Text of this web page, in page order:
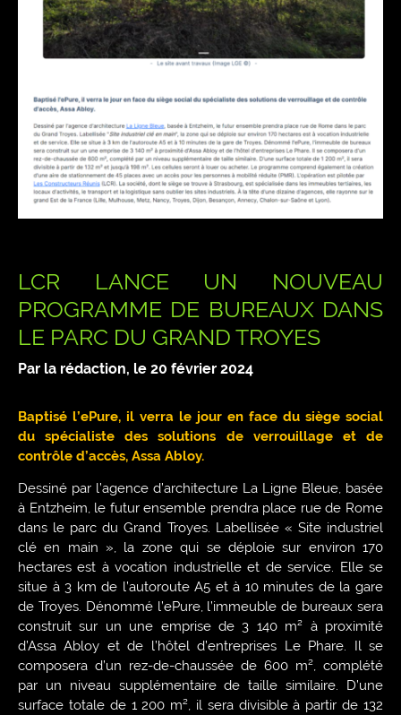
LCR LANCE UN NOUVEAU
PROGRAMME DE BUREAUX DANS
LE PARC DU GRAND TROYES
Par la rédaction, le 20 février 2024
Baptisé l’ePure, il verra le jour en face du siège social
du spécialiste des solutions de verrouillage et de
contrôle d’accès, Assa Abloy.
Dessiné par l’agence d’architecture La Ligne Bleue, basée
à Entzheim, le futur ensemble prendra place rue de Rome
dans le parc du Grand Troyes. Labellisée « Site industriel
clé en main », la zone qui se déploie sur environ 170
hectares est à vocation industrielle et de service. Elle se
situe à 3 km de l’autoroute A5 et à 10 minutes de la gare
de Troyes. Dénommé l’ePure, l’immeuble de bureaux sera
construit sur un une emprise de 3 140 m² à proximité
d’Assa Abloy et de l’hôtel d’entreprises Le Phare. Il se
composera d’un rez-de-chaussée de 600 m², complété
par un niveau supplémentaire de taille similaire. D’une
surface totale de 1 200 m², il sera divisible à partir de 132